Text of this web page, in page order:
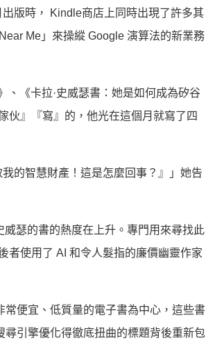
版時， Kindle商店上同時出現了許多其
Me」來操縱 Google 演算法的新業務
、《卡拉·史威瑟書：她是如何成為矽谷
伙』『寫』的，他光在這個月就寫了四
的智慧財產！這是怎麼回事？』」她告
瑟的書的熱度在上升。專門用來尋找此
者使用了 AI 和令人髮指的廉價幽靈作家
便宜、低質量的電子書為中心，這些書
引擎優化得徹底扭曲的標題背後重新包